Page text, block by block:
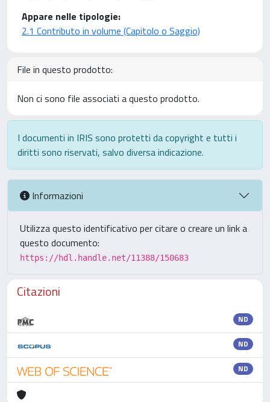
Appare nelle tipologie:
2.1 Contributo in volume (Capitolo o Saggio)
File in questo prodotto:
Non ci sono file associati a questo prodotto.
I documenti in IRIS sono protetti da copyright e tutti i
diritti sono riservati, salvo diversa indicazione.
Informazioni
Utilizza questo identificativo per citare o creare un link a
questo documento:
https://hdl.handle.net/11388/150683
Citazioni
ND
ND
ND